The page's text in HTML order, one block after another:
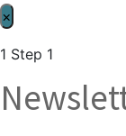
×
1 Step 1